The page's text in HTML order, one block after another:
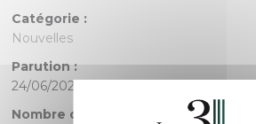
Catégorie :
Nouvelles
Parution :
24/06/2025
Nombre de pages :